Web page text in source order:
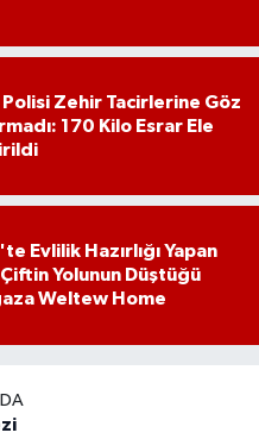
Zehir Tacirlerine Göz
170 Kilo Esrar Ele
Evlilik Hazırlığı Yapan
Yolunun Düştüğü
Weltew Home